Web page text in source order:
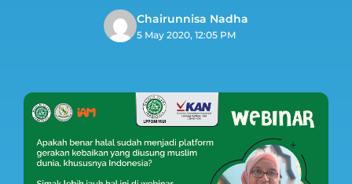
Chairunnisa Nadha
5 May 2020, 12:05 PM